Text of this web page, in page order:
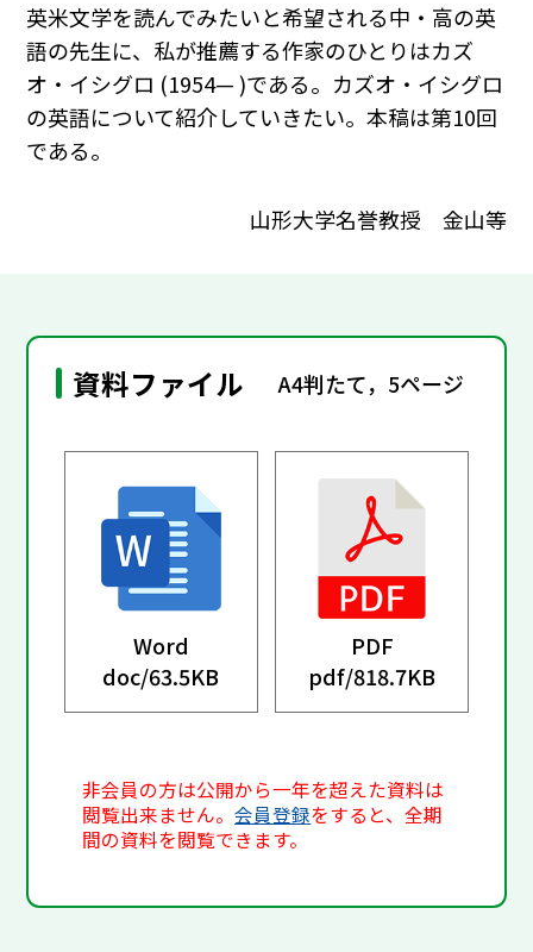
英米文学を読んでみたいと希望される中・高の英
語の先生に、私が推薦する作家のひとりはカズ
オ・イシグロ (1954— )である。カズオ・イシグロ
の英語について紹介していきたい。本稿は第10回
である。
山形大学名誉教授 金山等
資料ファイル A4判たて，5ページ
Word
doc/63.5KB
PDF
pdf/818.7KB
非会員の方は公開から一年を超えた資料は
閲覧出来ません。会員登録をすると、全期
間の資料を閲覧できます。